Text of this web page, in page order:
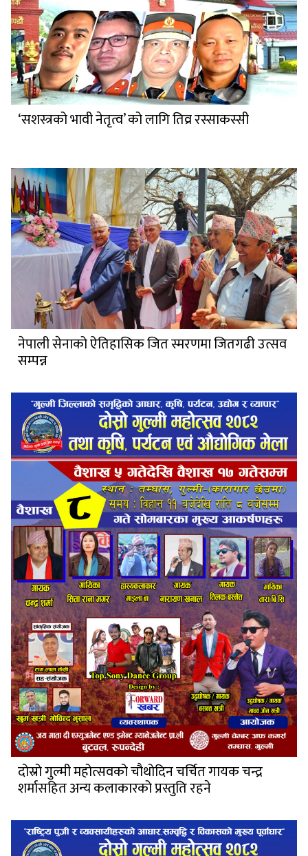
‘सशस्त्रको भावी नेतृत्व’ को लागि तिव्र रस्साकस्सी
नेपाली सेनाको ऐतिहासिक जित स्मरणमा जितगढी उत्सव
सम्पन्न
दोस्रो गुल्मी महोत्सवको चौथोदिन चर्चित गायक चन्द्र
शर्मासहित अन्य कलाकारको प्रस्तुति रहने